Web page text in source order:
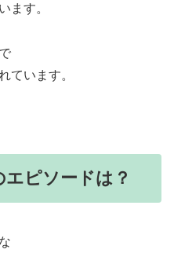
ます。
ています。
ピソードは？